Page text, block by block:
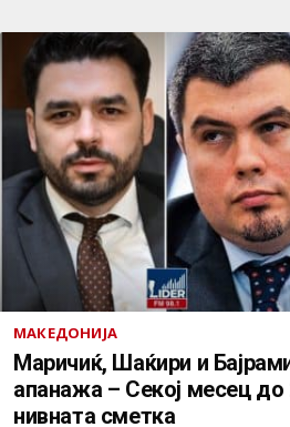
МАКЕДОНИЈА
Маричиќ, Шаќири и
апанажа – Секој месец до
нивната сметка